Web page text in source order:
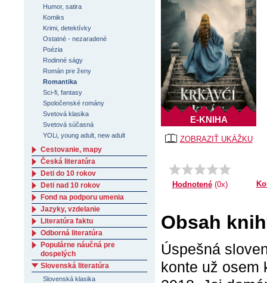
ZOBRAZIŤ UKÁŽKU
E-KNIHA
Hodnotené(0x)
Obsah
Úspešná
konte už osem
Humor, satira
Komiks
Krimi, detektívky
Ostatné - nezaradené
Poézia
Rodinné ságy
Román pre ženy
Romantika
Sci-fi, fantasy
Spoločenské romány
Svetová klasika
Svetová súčasná
YOLi, young adult, new adult
Cestovanie, mapy
Česká literatúra
Deti do 10 rokov
Deti nad 10 rokov
Fond na podporu umenia
Jazyky, vzdelanie
Literatúra faktu
Odborná literatúra
Populárne náučná pre
dospelých
Slovenská literatúra
Slovenská klasika